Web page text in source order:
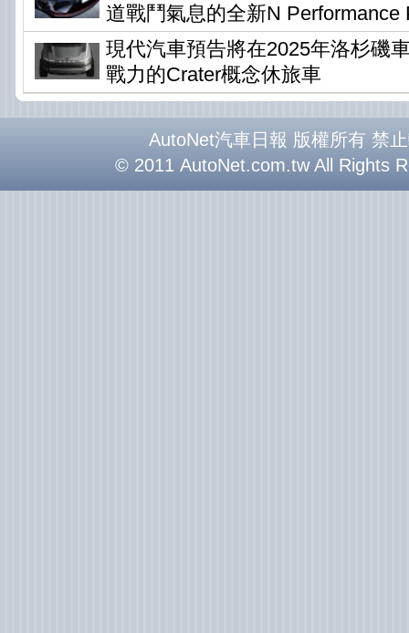
道戰鬥氣息的全新N Performance
現代汽車預告將在2025年洛杉磯
戰力的Crater概念休旅車
AutoNet汽車日報 版權所有 禁
© 2011 AutoNet.com.tw All Rights